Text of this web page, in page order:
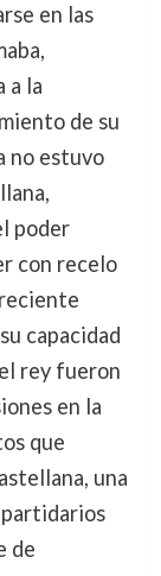
en las
a la
de su
no estuvo
poder
con recelo
capacidad
rey fueron
en la
que
una
de